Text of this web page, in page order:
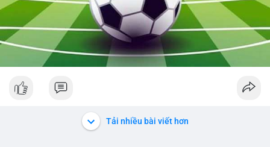
Tải nhiều bài viết hơn